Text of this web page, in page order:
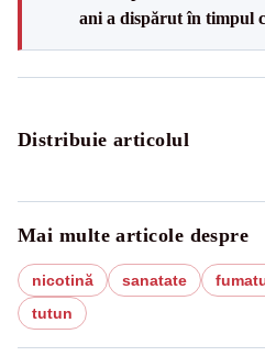
ani a dispărut în timpul
Distribuie articolul
Mai multe articole despre
nicotină sanatate
tutun